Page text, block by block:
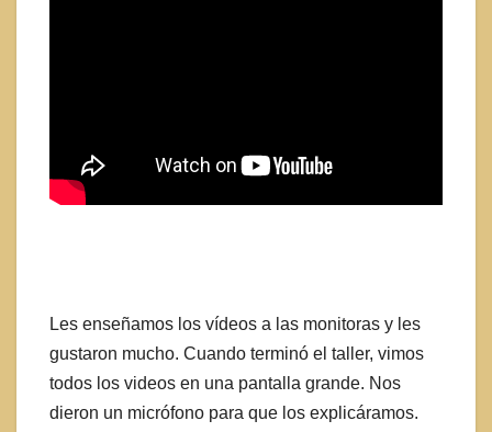
Les enseñamos los vídeos a las monitoras y les
gustaron mucho. Cuando terminó el taller, vimos
todos los videos en una pantalla grande. Nos
dieron un micrófono para que los explicáramos.